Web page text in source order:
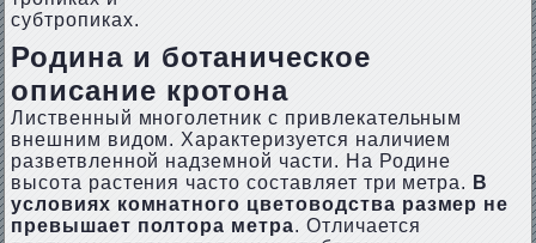
субтропиках.
Родина и ботаническое
описание кротона
Лиственный многолетник с привлекательным
внешним видом. Характеризуется наличием
разветвленной надземной части. На Родине
высота растения часто составляет три метра. В
условиях комнатного цветоводства размер не
превышает полтора метра. Отличается